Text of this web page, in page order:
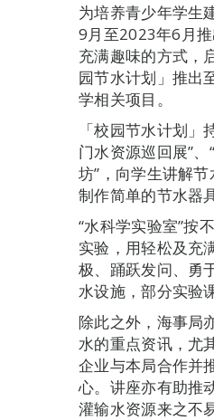
为培养青少年学生
9月至2023年6月
充满趣味的方式，
园节水计划」推出
学相关项目。
「校园节水计划
门水资源巡回展”
坊”，向学生讲解
制作简单的节水器
“水科学实验室”按
实验，用轻松及充
极、踊跃发问、勇
水设施，部分实验
除此之外，海事局
水的重点资讯，尤
企业与本局合作并
心。讲座亦有助推
灌输水资源来之不